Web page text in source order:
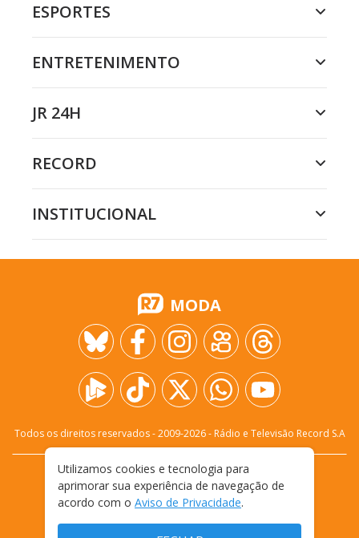
ESPORTES
ENTRETENIMENTO
JR 24H
RECORD
INSTITUCIONAL
MODA
Todos os direitos reservados - 2009-2026- Rádio e Televisão Record S.A
FALE CONOSCO
PRIVACIDADE
TERMOS E CONDIÇÕES DE USO
Utilizamos cookies e tecnologia para
aprimorar sua experiência de navegação de
acordo com o Aviso de Privacidade.